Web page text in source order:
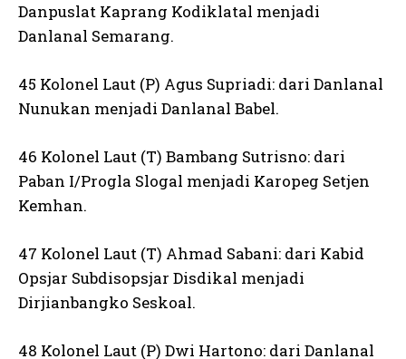
Danpuslat Kaprang Kodiklatal menjadi
Danlanal Semarang.
45 Kolonel Laut (P) Agus Supriadi: dari Danlanal
Nunukan menjadi Danlanal Babel.
46 Kolonel Laut (T) Bambang Sutrisno: dari
Paban I/Progla Slogal menjadi Karopeg Setjen
Kemhan.
47 Kolonel Laut (T) Ahmad Sabani: dari Kabid
Opsjar Subdisopsjar Disdikal menjadi
Dirjianbangko Seskoal.
48 Kolonel Laut (P) Dwi Hartono: dari Danlanal